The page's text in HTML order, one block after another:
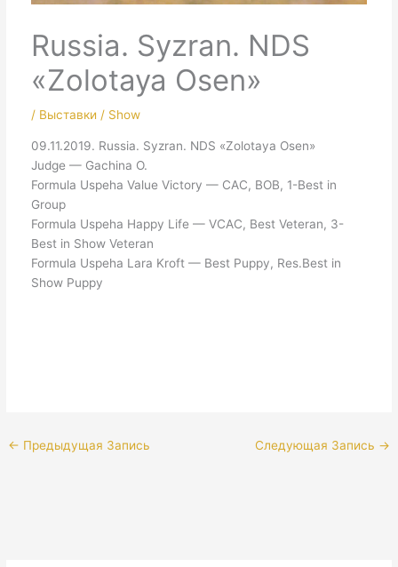
Russia. Syzran. NDS
«Zolotaya Osen»
/ Выставки / Show
09.11.2019. Russia. Syzran. NDS «Zolotaya Osen»
Judge — Gachina O.
Formula Uspeha Value Victory — CAC, BOB, 1-Best in
Group
Formula Uspeha Happy Life — VCAC, Best Veteran, 3-
Best in Show Veteran
Formula Uspeha Lara Kroft — Best Puppy, Res.Best in
Show Puppy
← Предыдущая Запись Следующая Запись →